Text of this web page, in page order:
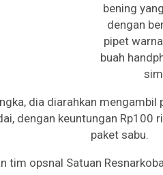
bening
dengan
pipet
buah
dia diarahkan
dengan keuntungan Rp100
paket sabu.
tim opsnal Satuan